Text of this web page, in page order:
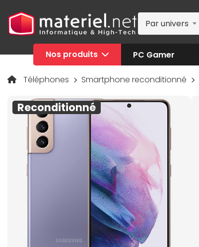
Par univers
Nos produits PC Gamer
Téléphones Smartphone reconditionné
Reconditionné